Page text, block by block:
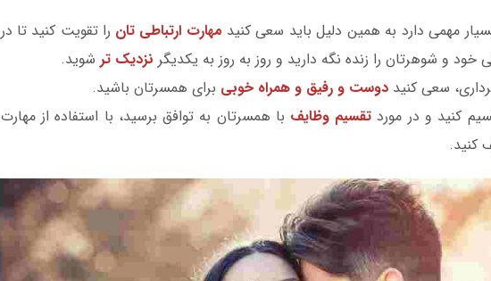
مهمی دارد به همین دلیل باید سعی کنید مهارت ارتباطی تان را تقویت کنید تا در
و شوهرتان را زنده نگه دارید و روز به روز به یکدیگر نزدیک تر شوید.
سعی کنید دوست و رفیق و همراه خوبی برای همسرتان باشید.
کنید و در مورد تقسیم وظایف با همسرتان به توافق برسید، با استفاده از مهارت
کنید.